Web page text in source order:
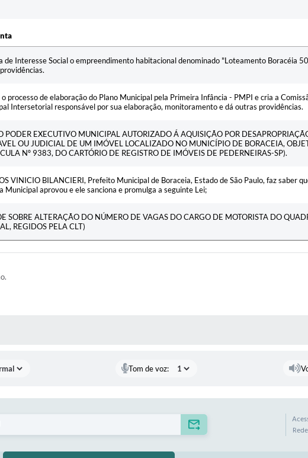
de Interesse Social o empreendimento habitacional denominado "Loteamento Boracéia
processo de elaboração do Plano Municipal pela Primeira Infância - PMPI e cria a
Intersetorial responsável por sua elaboração, monitoramento e dá outras providências.
PODER EXECUTIVO MUNICIPAL AUTORIZADO Á AQUISIÇÃO POR
OU JUDICIAL DE UM IMÓVEL LOCALIZADO NO MUNICÍPIO DE BORACEIA,
Nº 9383, DO CARTÓRIO DE REGISTRO DE IMÓVEIS DE PEDERNEIRAS-SP).
VINICIO BILANCIERI, Prefeito Municipal de Boraceia, Estado de São Paulo, faz saber
Municipal aprovou e ele sanciona e promulga a seguinte Lei;
SOBRE ALTERAÇÃO DO NÚMERO DE VAGAS DO CARGO DE MOTORISTA DO
REGIDOS PELA CLT)
Tom de voz: